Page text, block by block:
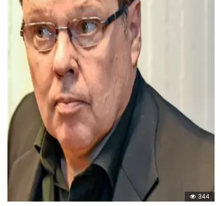
344